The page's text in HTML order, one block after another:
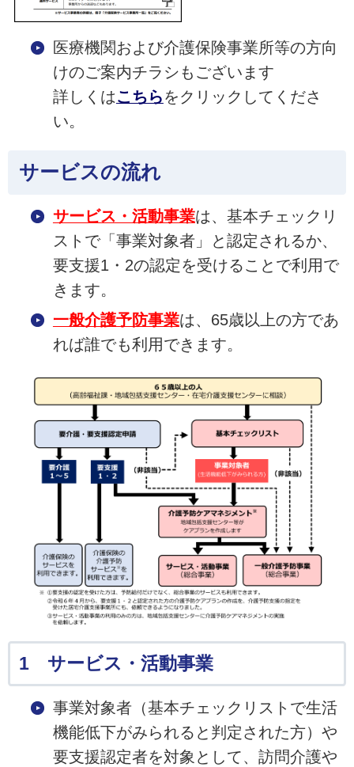
医療機関および介護保険事業所等の方向
けのご案内チラシもございます
詳しくはこちらをクリックしてくださ
い。
サービスの流れ
サービス・活動事業は、基本チェックリ
ストで「事業対象者」と認定されるか、
要支援1・2の認定を受けることで利用で
きます。
一般介護予防事業は、65歳以上の方であ
れば誰でも利用できます。
1 サービス・活動事業
事業対象者（基本チェックリストで生活
機能低下がみられると判定された方）や
要支援認定者を対象として、訪問介護や